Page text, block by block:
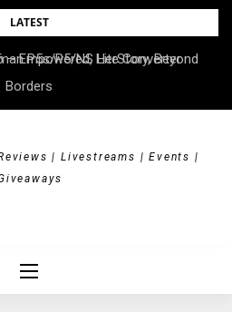
LATEST
P5s/P5/NS Lite Converter
– Empowered, HerStory, Beyond
Borders
| Livestreams | Events |